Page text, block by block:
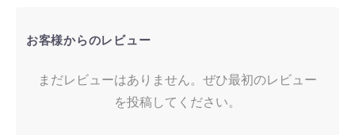
お客様からのレビュー
まだレビューはありません。ぜひ最初のレビュー
を投稿してください。